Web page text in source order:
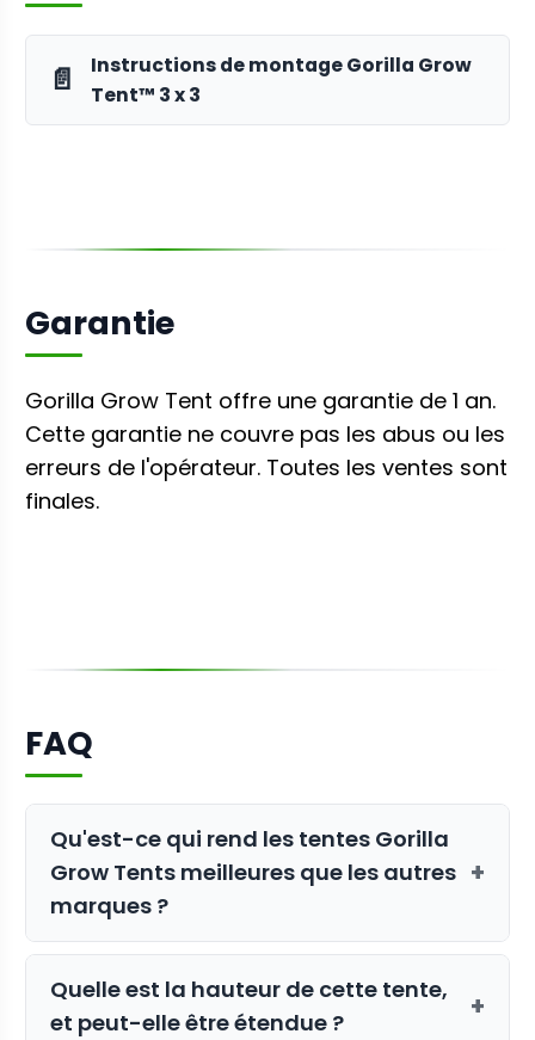
📄
Instructions de montage Gorilla Grow
Tent™ 3 x 3
Garantie
Gorilla Grow Tent offre une garantie de 1 an.
Cette garantie ne couvre pas les abus ou les
erreurs de l'opérateur. Toutes les ventes sont
finales.
FAQ
Qu'est-ce qui rend les tentes Gorilla
Grow Tents meilleures que les autres
marques ?
+
Les tentes Gorilla Grow Tents sont
réputées pour leur construction
supérieure. Elles utilisent un tissu 1680D,
Quelle est la hauteur de cette tente,
et peut-elle être étendue ?
+